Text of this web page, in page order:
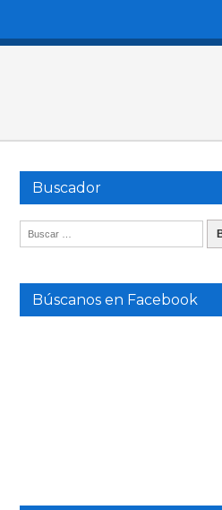
Buscador
Búscanos en Facebook